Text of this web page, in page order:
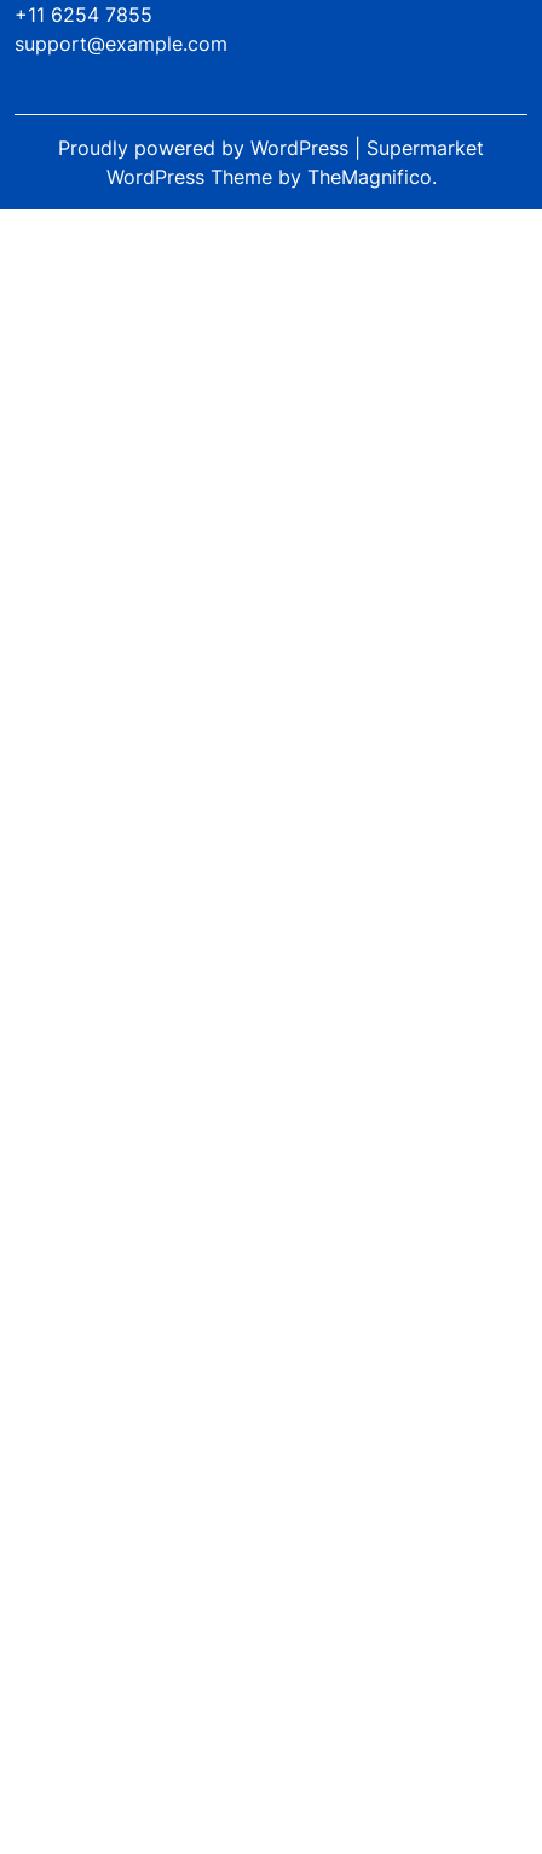
+11 6254 7855
support@example.com
Proudly powered by WordPress
Supermarket
WordPress Theme by TheMagnifico.